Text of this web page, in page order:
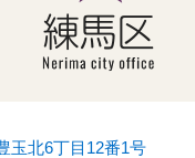
玉北6丁目12番1号